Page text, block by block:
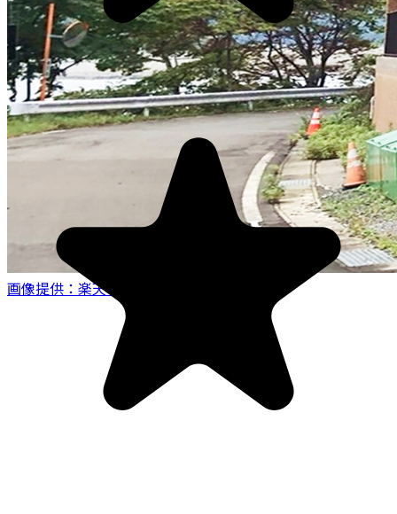
画像提供：楽天トラベル